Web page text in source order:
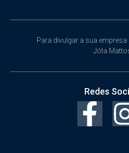
Para divulgar a sua
Jóta
Redes